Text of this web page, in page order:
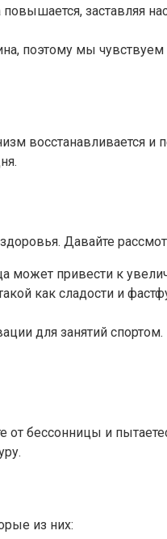
заставляя
поэтому мы
восстанавливается
Давайте
может привести к
как сладости и
для занятий
бессонницы и
из них: